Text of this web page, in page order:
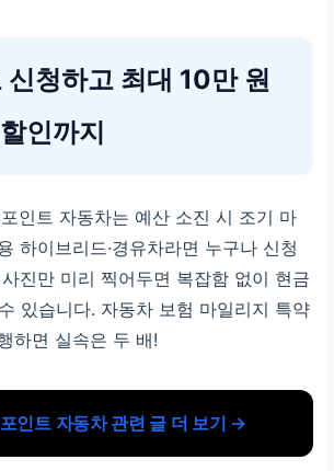
신청하고 최대 10만 원
인까지
인트 자동차는 예산 소진 시 조기 마
하이브리드·경유차라면 누구나 신청
진만 미리 찍어두면 복잡함 없이 현금
있습니다. 자동차 보험 마일리지 특약
하면 실속은 두 배!
인트 자동차 관련 글 더 보기 →